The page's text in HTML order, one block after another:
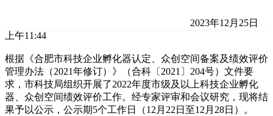
2023年12月25日
上午11:44
根据《合肥市科技企业孵化器认定、众创空间备案及绩效评价
管理办法（2021年修订）》（合科〔2021〕204号）文件要
求，市科技局组织开展了2022年度市级及以上科技企业孵化
器、众创空间绩效评价工作。经专家评审和会议研究，现将结
果予以公示，公示期5个工作日（12月22日至12月28日）。